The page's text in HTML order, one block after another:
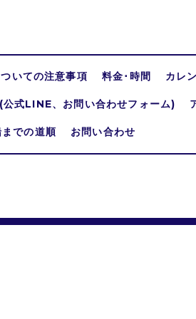
いての注意事項 料金･時間 カレ
式LINE、お問い合わせフォーム)
での道順 お問い合わせ